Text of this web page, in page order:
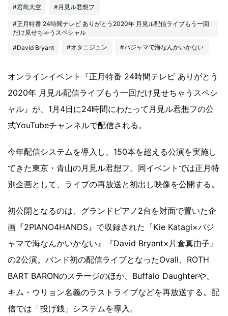
#君島大空 #月見ル君想フ
#正月特番 24時間テレビ ありがとう2020年 月見ル配信ライブもう一回
だけ見せちゃうスペシャル
#David Bryant
#オタニジュン #パジャマで海なんかいかない
オンラインイベント『正月特番 24時間テレビ ありがとう
2020年 月見ル配信ライブもう一回だけ見せちゃうスペシ
ャル』が、1月4日に24時間にわたって月見ル君想フの公
式YouTubeチャンネルで配信される。
今年配信システムを導入し、150本を超える公演を実施し
てきた東京・青山の月見ル君想フ。同イベントでは正月特
別企画として、ライブの再放送と初出し映像を公開する。
初公開となるのは、グランドピアノ2台を対面で置いた企
画『2PIANO4HANDS』で収録された『Kie Katagi×パジ
ャマで海なんかいかない』『David Bryant×片倉真由子』
の2公演。バンド初の配信ライブとなったOvall、ROTH
BART BARONのステージのほか、Buffalo Daughterや、
キム・ウリョン名義のラストライブなどを再放送する。配
信では「投げ銭」システムを導入。